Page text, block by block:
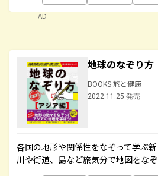
AD
地球のなぞり
BOOKS 旅と健康
2022.11.25 発売
各国の地形や関係性をなぞって学ぶ新
川や街道、島など旅気分で地図をな